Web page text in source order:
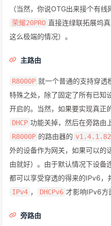
（当然，你说OTG出来接个有
荣耀20PRO 直接连绿联拓展坞
这么极端的情况）。
主路由
R8000P 就一个普通的支持穿透
特殊之处，除了固定了所有已知
开启的。当然，如果要实现真正
DHCP 功能关掉，然后在旁路由
R8000P 的路由器的 v1.4.1.82
外的设备作为网关，如果可以的
由就好）。由于默认情况下设备
都可以享受穿透的得来的IPv6，
IPv4 ， DHCPv6 才影响IPv6方
旁路由